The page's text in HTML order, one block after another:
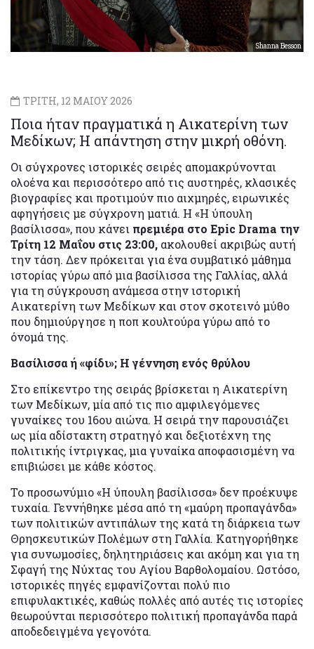
Shanna Besson
ΤΡΙΤΗ, 12 ΜΑΙΟΥ 2026
Ποια ήταν πραγματικά η Αικατερίνη των
Μεδίκων; Η απάντηση στην μικρή οθόνη.
Οι σύγχρονες ιστορικές σειρές απομακρύνονται
ολοένα και περισσότερο από τις αυστηρές, κλασικές
βιογραφίες και προτιμούν πιο αιχμηρές, ειρωνικές
αφηγήσεις με σύγχρονη ματιά. Η «Η ύπουλη
βασίλισσα», που κάνει πρεμιέρα στο Epic Drama την
Τρίτη 12 Μαΐου στις 23:00, ακολουθεί ακριβώς αυτή
την τάση. Δεν πρόκειται για ένα συμβατικό μάθημα
ιστορίας γύρω από μια βασίλισσα της Γαλλίας, αλλά
για τη σύγκρουση ανάμεσα στην ιστορική
Αικατερίνη των Μεδίκων και στον σκοτεινό μύθο
που δημιούργησε η ποπ κουλτούρα γύρω από το
όνομά της.
Βασίλισσα ή «φίδι»; Η γέννηση ενός θρύλου
Στο επίκεντρο της σειράς βρίσκεται η Αικατερίνη
των Μεδίκων, μία από τις πιο αμφιλεγόμενες
γυναίκες του 16ου αιώνα. Η σειρά την παρουσιάζει
ως μία αδίστακτη στρατηγό και δεξιοτέχνη της
πολιτικής ίντριγκας, μια γυναίκα αποφασισμένη να
επιβιώσει με κάθε κόστος.
Το προσωνύμιο «Η ύπουλη βασίλισσα» δεν προέκυψε
τυχαία. Γεννήθηκε μέσα από τη «μαύρη προπαγάνδα»
των πολιτικών αντιπάλων της κατά τη διάρκεια των
Θρησκευτικών Πολέμων στη Γαλλία. Κατηγορήθηκε
για συνωμοσίες, δηλητηριάσεις και ακόμη και για τη
Σφαγή της Νύχτας του Αγίου Βαρθολομαίου. Ωστόσο,
ιστορικές πηγές εμφανίζονται πολύ πιο
επιφυλακτικές, καθώς πολλές από αυτές τις ιστορίες
θεωρούνται περισσότερο πολιτική προπαγάνδα παρά
αποδεδειγμένα γεγονότα.